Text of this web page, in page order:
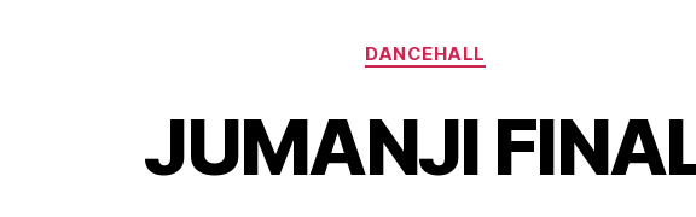
DANCEHALL
JUMANJI